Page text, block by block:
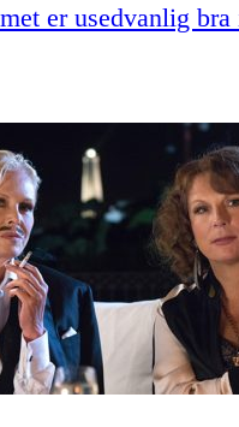
er usedvanlig